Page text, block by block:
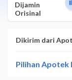
Dijamin
Orisinal